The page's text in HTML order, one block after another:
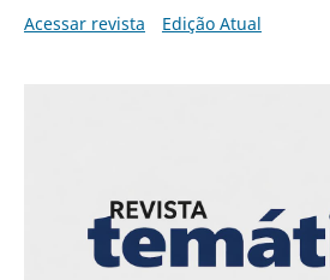
Acessar revista
Edição Atual